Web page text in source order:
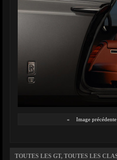
« Image précédente
TOUTES LES GT, TOUTES LES